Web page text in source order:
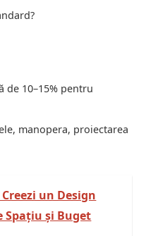
de 10–15% pentru
manopera, proiectarea
Creezi un Design
Spațiu și Buget